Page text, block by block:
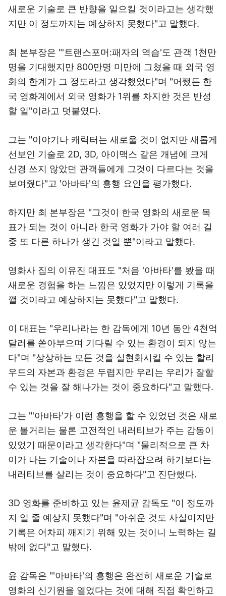
새로운 기술로 큰 반향을 일으킬 것이라고는 생각했
지만 이 정도까지는 예상하지 못했다"고 말했다.
최 본부장은 "'트랜스포머:패자의 역습'도 관객 1천만
명을 기대했지만 800만명 미만에 그쳤을 때 외국 영
화의 한계가 그 정도라고 생각했었다"며 "어쨌든 한
국 영화계에서 외국 영화가 1위를 차지한 것은 반성
할 일"이라고 덧붙였다.
그는 "이야기나 캐릭터는 새로울 것이 없지만 새롭게
선보인 기술로 2D, 3D, 아이맥스 같은 개념에 크게
신경 쓰지 않았던 관객들에게 그것이 다르다는 것을
보여줬다"고 '아바타'의 흥행 요인을 평가했다.
하지만 최 본부장은 "그것이 한국 영화의 새로운 목
표가 되는 것이 아니라 한국 영화가 가야 할 여러 길
중 또 다른 하나가 생긴 것일 뿐"이라고 말했다.
영화사 집의 이유진 대표도 "처음 '아바타'를 봤을 때
새로운 경험을 하는 느낌은 있었지만 이렇게 기록을
깰 것이라고 예상하지는 못했다"고 말했다.
이 대표는 "우리나라는 한 감독에게 10년 동안 4천억
달러를 쏟아부으며 기다릴 수 있는 환경이 되지 않는
다"며 "상상하는 모든 것을 실현화시킬 수 있는 할리
우드의 자본과 환경은 두렵지만 우리는 우리가 잘할
수 있는 것을 잘 해나가는 것이 중요하다"고 말했다.
그는 "'아바타'가 이런 흥행을 할 수 있었던 것은 새로
운 볼거리는 물론 고전적인 내러티브가 주는 감동이
있었기 때문이라고 생각한다"며 "물리적으로 큰 차
이가 나는 기술이나 자본을 따라잡으려 하기보다는
내러티브를 살리는 것이 중요하다"고 진단했다.
3D 영화를 준비하고 있는 윤제균 감독도 "이 정도까
지 일 줄 예상치 못했다"며 "아쉬운 것도 사실이지만
기록은 어차피 깨지기 위해 있는 것이니 노력하는 길
밖에 없다"고 말했다.
윤 감독은 "'아바타'의 흥행은 완전히 새로운 기술로
영화의 신기원을 열었다는 것에 대해 직접 확인하고